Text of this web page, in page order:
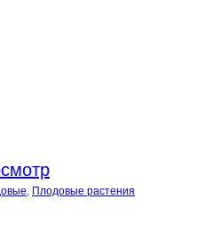
, Плодовые растения